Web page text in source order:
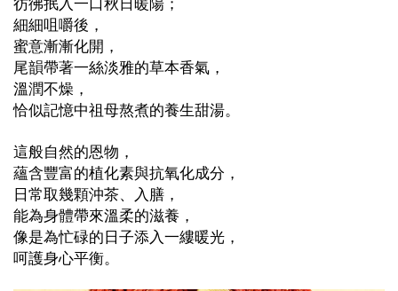
細細咀嚼後，
蜜意漸漸化開，
尾韻帶著一絲淡雅的草本香氣，
溫潤不燥，
恰似記憶中祖母熬煮的養生甜湯。
這般自然的恩物，
蘊含豐富的植化素與抗氧化成分，
日常取幾顆沖茶、入膳，
能為身體帶來溫柔的滋養，
像是為忙碌的日子添入一縷暖光，
呵護身心平衡。